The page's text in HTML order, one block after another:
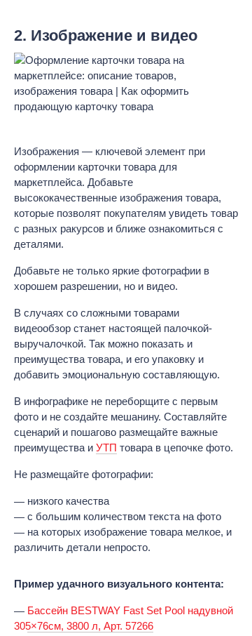
2. Изображение и видео
Изображения — ключевой элемент при
оформлении карточки товара для
маркетплейса. Добавьте
высококачественные изображения товара,
которые позволят покупателям увидеть товар
с разных ракурсов и ближе ознакомиться с
деталями.
Добавьте не только яркие фотографии в
хорошем разрешении, но и видео.
В случаях со сложными товарами
видеообзор станет настоящей палочкой-
выручалочкой. Так можно показать и
преимущества товара, и его упаковку и
добавить эмоциональную составляющую.
В инфографике не переборщите с первым
фото и не создайте мешанину. Составляйте
сценарий и пошагово размещайте важные
преимущества и УТП товара в цепочке фото.
Не размещайте фотографии:
низкого качества
с большим количеством текста на фото
на которых изображение товара мелкое, и
различить детали непросто.
Пример удачного визуального контента:
Бассейн BESTWAY Fast Set Pool надувной
305×76см, 3800 л, Арт. 57266